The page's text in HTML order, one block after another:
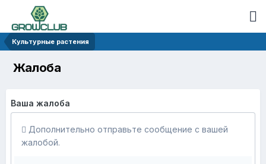
Культурные растения
Жалоба
Ваша жалоба
Дополнительно отправьте сообщение с вашей
жалобой.